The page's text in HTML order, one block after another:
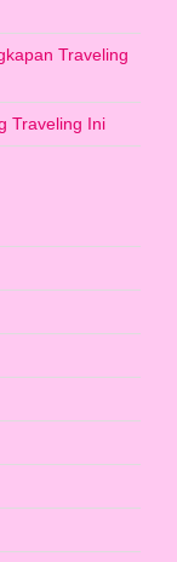
Traveling
Traveling Ini